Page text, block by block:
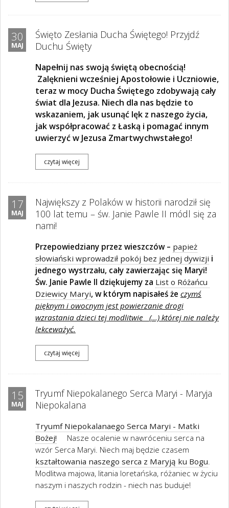
30
MAJ
Święto Zesłania Ducha Świętego! Przyjdź
Duchu Święty
Napełnij nas swoją świętą obecnością!
Zalęknieni wcześniej Apostołowie i Uczniowie,
teraz w mocy Ducha Świętego zdobywają cały
świat dla Jezusa. Niech dla nas będzie to
wskazaniem, jak usunąć lęk z naszego życia,
jak współpracować z Łaską i pomagać innym
uwierzyć w Jezusa Zmartwychwstałego!
czytaj więcej
17
MAJ
Największy z Polaków w historii narodził się
100 lat temu – św. Janie Pawle II módl się za
nami!
Przepowiedziany przez wieszczów – papież
słowiański wprowadził pokój bez jednej dywizji i
jednego wystrzału, cały zawierzając się Maryi!
Św. Janie Pawle II dziękujemy za List o Różańcu
Dziewicy Maryi, w którym napisałeś że czymś
pięknym i owocnym jest powierzanie drogi
wzrastania dzieci tej modlitwie (...) której nie należy
lekceważyć.
czytaj więcej
15
MAJ
Tryumf Niepokalanego Serca Maryi - Maryja
Niepokalana
Tryumf Niepokalanaego Serca Maryi - Matki
Bożej! Nasze ocalenie w nawróceniu serca na
wzór Serca Maryi. Niech maj będzie czasem
kształtowania naszego serca z Maryją ku Bogu.
Modlitwa majowa, litania loretańska, różaniec w życiu
naszym i naszych rodzin - niech nas buduje!